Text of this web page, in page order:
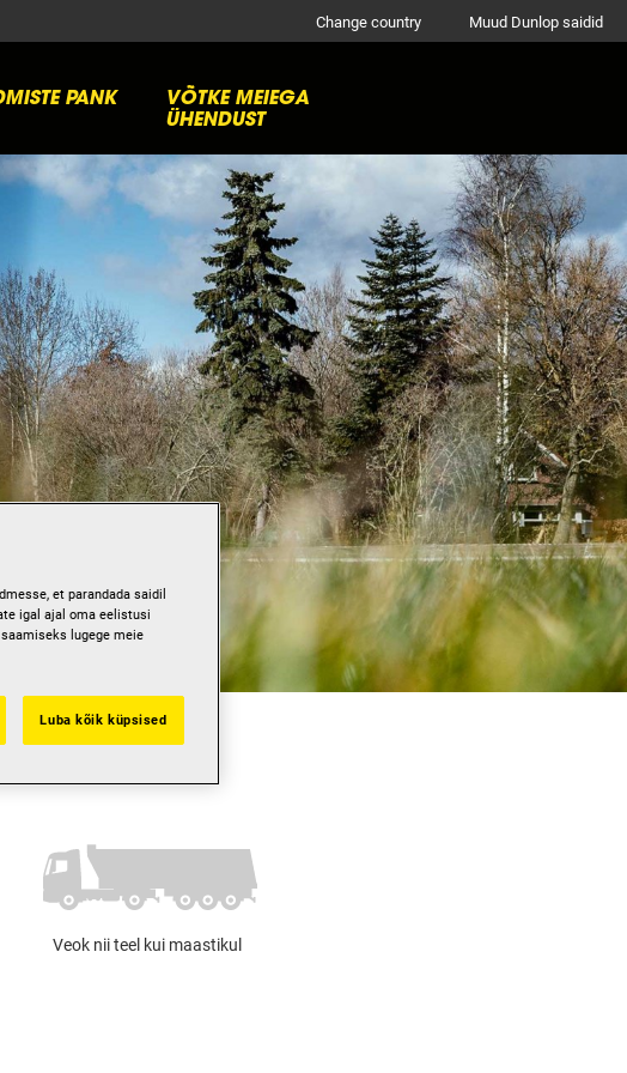
PANK
VÕTKE MEIEGA
ÜHENDUST
Change country Muud Dunlop saidid
Veok nii teel kui maastikul
et parandada saidil
igal ajal oma eelistusi
lugege meie
Luba kõik küpsised